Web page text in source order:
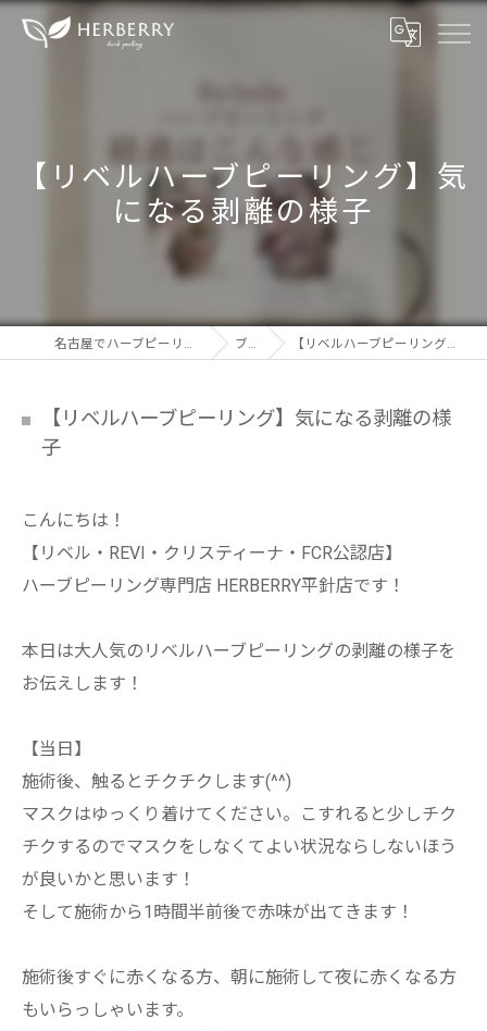
【リベルハーブピーリング】気
になる剥離の様子
名古屋でハーブピーリングならHERBERRY ブログ 【リベルハーブピーリング】気になる剥離の様子
【リベルハーブピーリング】気になる剥離の様
子
こんにちは！
【リベル・REVI・クリスティーナ・FCR公認店】
ハーブピーリング専門店 HERBERRY平針店です！
本日は大人気のリベルハーブピーリングの剥離の様子を
お伝えします！
【当日】
施術後、触るとチクチクします(^^)
マスクはゆっくり着けてください。こすれると少しチク
チクするのでマスクをしなくてよい状況ならしないほう
が良いかと思います！
そして施術から1時間半前後で赤味が出てきます！
施術後すぐに赤くなる方、朝に施術して夜に赤くなる方
もいらっしゃいます。